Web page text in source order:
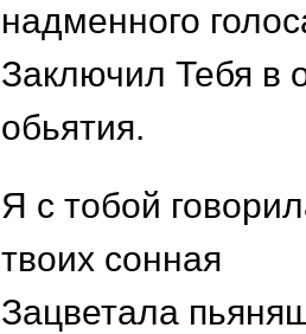
надменного
Заключил Тебя в
обьятия.
Я с тобой
твоих сонная
Зацветала